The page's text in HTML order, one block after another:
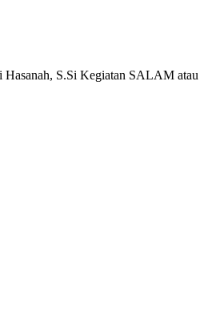
S.Si Kegiatan SALAM atau